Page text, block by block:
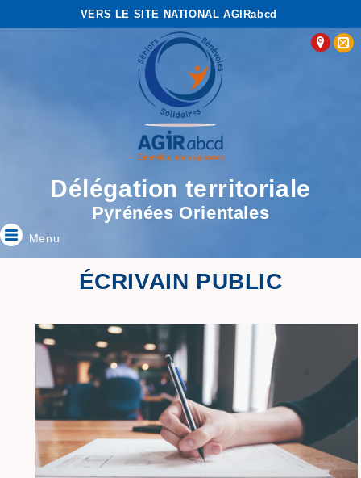
VERS LE SITE NATIONAL AGIRabcd
Délégation territoriale
Pyrénées Orientales
Menu
ÉCRIVAIN PUBLIC